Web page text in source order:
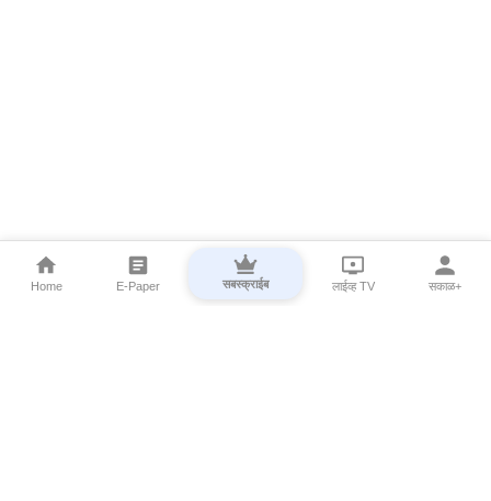
Home E-Paper सबस्क्राईब लाईव्ह TV सकाळ+